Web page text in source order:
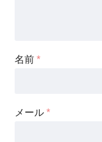
名前 *
メール *